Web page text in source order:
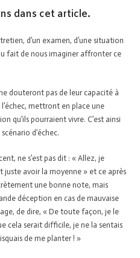
dans cet article.
d’un examen, d’une situation
fait de nous imaginer affronter ce
douteront pas de leur capacité à
mettront en place une
qu’ils pourraient vivre. C’est ainsi
d’échec.
ne s’est pas dit : « Allez, je
juste avoir la moyenne » et ce après
une bonne note, mais
déception en cas de mauvaise
de dire, « De toute façon, je le
cela serait difficile, je ne la sentais
de me planter ! »